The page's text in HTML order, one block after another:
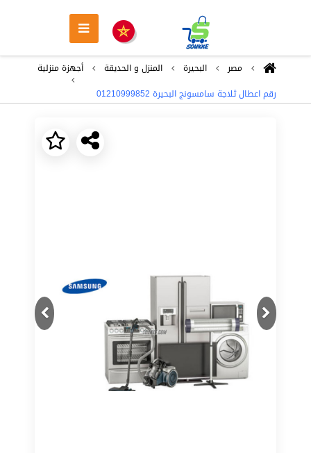
مصر البحيرة المنزل و الحديقة
أجهزة منزلية
رقم اعطال ثلاجة سامسونج البحيرة 01210999852
Previous
Next